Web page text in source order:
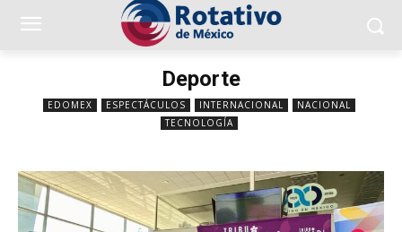
Deporte
EDOMEX ESPECTÁCULOS INTERNACIONAL
NACIONAL
TECNOLOGÍA